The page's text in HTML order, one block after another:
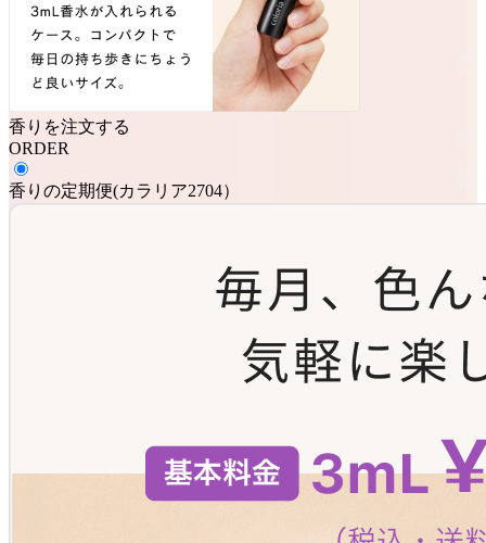
香りを注文する
ORDER
香りの定期便(カラリア2704）